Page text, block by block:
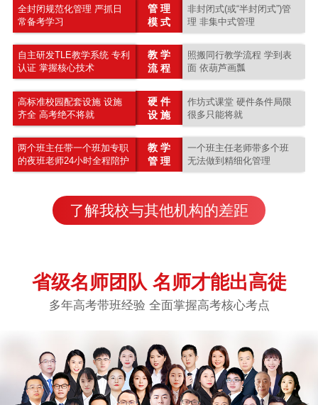
全封闭规范化管理 严抓日
常备考学习
管 理
模 式
非封闭式(或“半封闭式”)管
理 非集中式管理
自主研发TLE教学系统 专利
认证 掌握核心技术
教 学
流 程
照搬同行教学流程 学到表
面 依葫芦画瓢
高标准校园配套设施 设施
齐全 高考绝不将就
硬 件
设 施
作坊式课堂 硬件条件局限
很多只能将就
两个班主任带一个班加专职
的夜班老师24小时全程陪护
教 学
管 理
一个班主任老师带多个班
无法做到精细化管理
了解我校与其他机构的差距
省级名师团队 名师才能出高徒
多年高考带班经验 全面掌握高考核心考点